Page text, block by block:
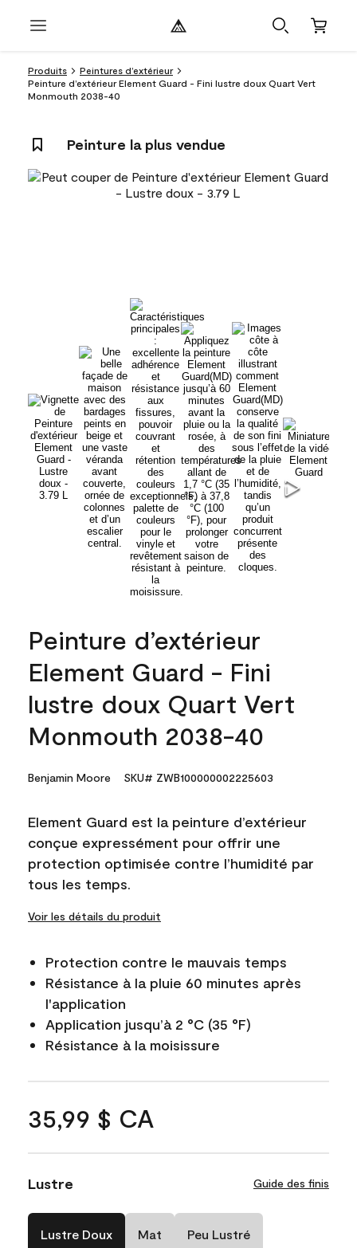
Produits
Peintures d’extérieur
Peinture d’extérieur Element Guard - Fini lustre doux Quart Vert
Monmouth 2038-40
Peinture la plus vendue
Peinture d’extérieur
Element Guard - Fini
lustre doux Quart Vert
Monmouth 2038-40
Benjamin Moore SKU# ZWB100000002225603
Element Guard est la peinture d’extérieur
conçue expressément pour offrir une
protection optimisée contre l’humidité par
tous les temps.
Voir les détails du produit
Protection contre le mauvais temps
Résistance à la pluie 60 minutes après
l'application
Application jusqu’à 2 °C (35 °F)
Résistance à la moisissure
35,99 $ CA
Lustre Guide des finis
Lustre Doux Mat Peu Lustré